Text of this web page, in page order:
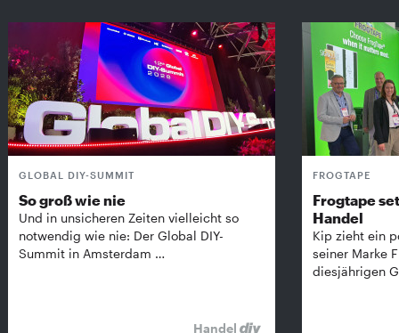
GLOBAL DIY-SUMMIT
So groß wie nie
Und in unsicheren Zeiten vielleicht so
notwendig wie nie: Der Global DIY-
Summit in Amsterdam …
Handel
FROGTAPE
Frogtape
Handel
Kip zieht ein
seiner Marke
diesjährigen